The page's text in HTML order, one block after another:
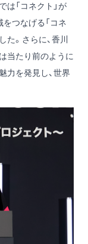
は「コネクト」が
つなげる「コネ
。さらに、香川
当たり前のように
力を発見し、世界